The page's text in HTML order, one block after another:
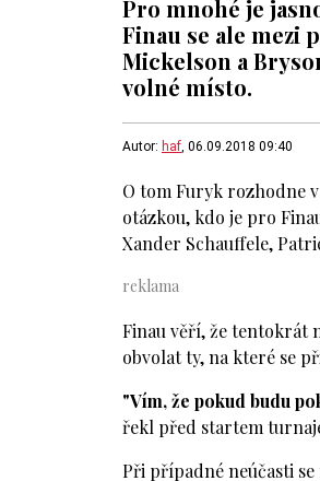
Pro mnohé je
Finau se ale
Mickelson a
volné místo.
Autor: haf, 06.09.2018 09:40
O tom Furyk rozhodne
otázkou, kdo je pro
Xander Schauffele,
Finau věří, že tentokrát
obvolat ty, na které se
"Vím, že pokud budu
řekl před startem
Při případné neúčasti se